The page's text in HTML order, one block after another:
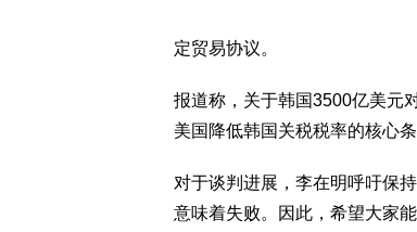
定贸易协议。
报道称，关于韩国3500亿美元
美国降低韩国关税税率的核心条
对于谈判进展，李在明呼吁保
意味着失败。因此，希望大家